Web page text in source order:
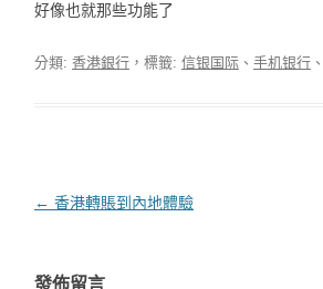
好像也就那些功能了
分類: 香港銀行 ，標籤: 信银国际 、 手机银行 、
文章導覽
← 香港轉賬到內地體驗
發佈留言